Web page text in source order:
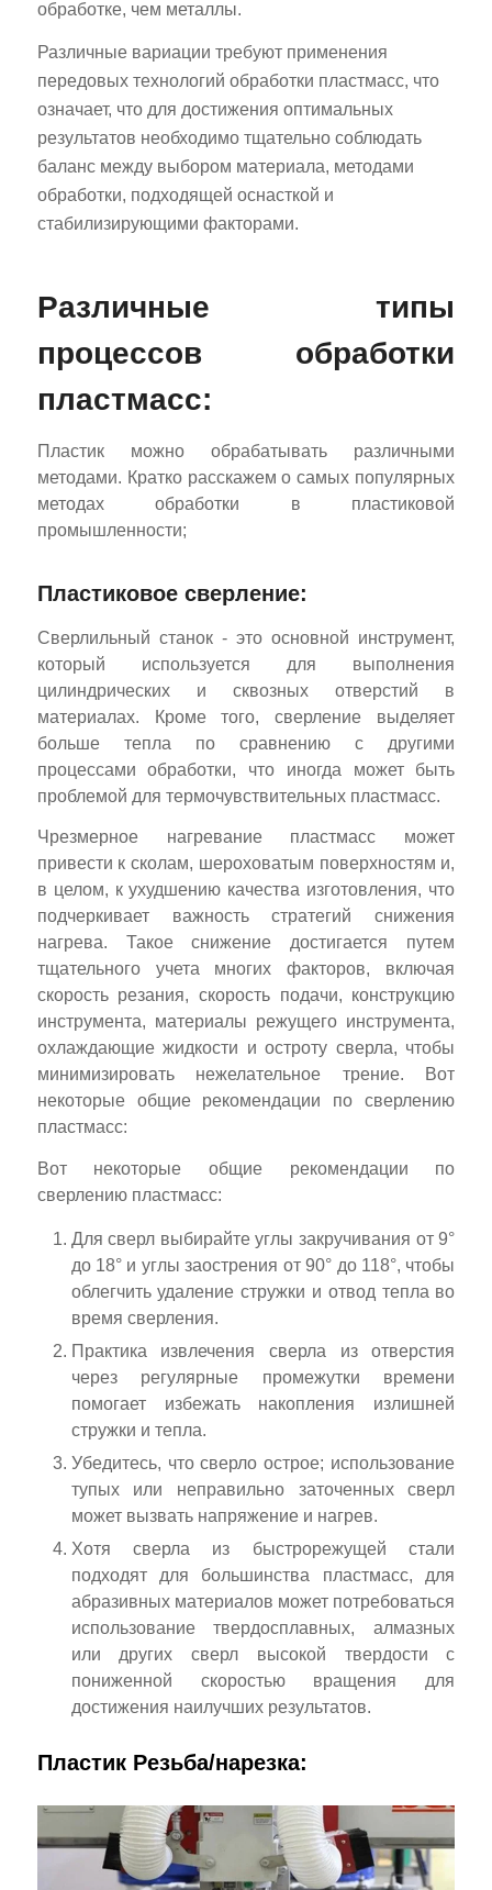
обработке, чем металлы.
Различные вариации требуют применения
передовых технологий обработки пластмасс, что
означает, что для достижения оптимальных
результатов необходимо тщательно соблюдать
баланс между выбором материала, методами
обработки, подходящей оснасткой и
стабилизирующими факторами.
Различные типы
процессов обработки
пластмасс:
Пластик можно обрабатывать различными
методами. Кратко расскажем о самых популярных
методах обработки в пластиковой
промышленности;
Пластиковое сверление:
Сверлильный станок - это основной инструмент,
который используется для выполнения
цилиндрических и сквозных отверстий в
материалах. Кроме того, сверление выделяет
больше тепла по сравнению с другими
процессами обработки, что иногда может быть
проблемой для термочувствительных пластмасс.
Чрезмерное нагревание пластмасс может
привести к сколам, шероховатым поверхностям и,
в целом, к ухудшению качества изготовления, что
подчеркивает важность стратегий снижения
нагрева. Такое снижение достигается путем
тщательного учета многих факторов, включая
скорость резания, скорость подачи, конструкцию
инструмента, материалы режущего инструмента,
охлаждающие жидкости и остроту сверла, чтобы
минимизировать нежелательное трение. Вот
некоторые общие рекомендации по сверлению
пластмасс:
Вот некоторые общие рекомендации по
сверлению пластмасс:
Для сверл выбирайте углы закручивания от 9°
до 18° и углы заострения от 90° до 118°, чтобы
облегчить удаление стружки и отвод тепла во
время сверления.
Практика извлечения сверла из отверстия
через регулярные промежутки времени
помогает избежать накопления излишней
стружки и тепла.
Убедитесь, что сверло острое; использование
тупых или неправильно заточенных сверл
может вызвать напряжение и нагрев.
Хотя сверла из быстрорежущей стали
подходят для большинства пластмасс, для
абразивных материалов может потребоваться
использование твердосплавных, алмазных
или других сверл высокой твердости с
пониженной скоростью вращения для
достижения наилучших результатов.
Пластик Резьба/нарезка: